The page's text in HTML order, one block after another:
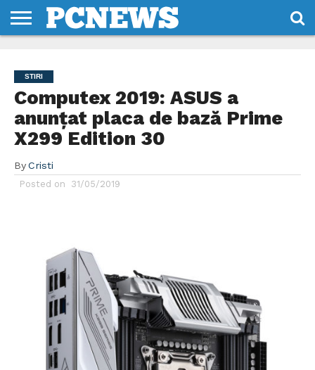
NOI
SI
CONDITII
STIRI
Computex 2019: ASUS a
anunțat placa de bază Prime
X299 Edition 30
By Cristi
Posted on 31/05/2019